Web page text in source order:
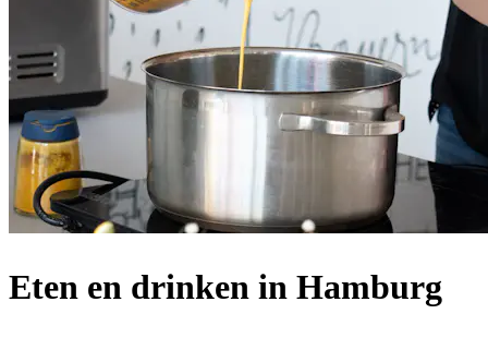
Eten en drinken in Hamburg